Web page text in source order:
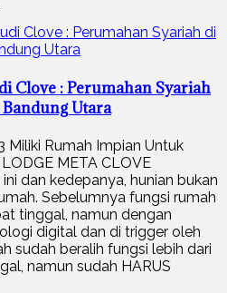
Clove : Perumahan Syariah
Utara
Miliki Rumah Impian Untuk
META CLOVE
dan kedepanya, hunian bukan
Sebelumnya fungsi rumah
tinggal, namun dengan
digital dan di trigger oleh
sudah beralih fungsi lebih dari
namun sudah HARUS